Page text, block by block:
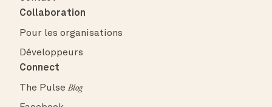
Collaboration
Pour les organisations
Développeurs
Connect
The PulseBlog